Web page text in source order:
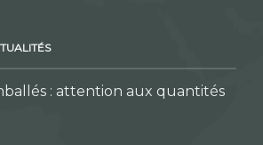
: attention aux quantités